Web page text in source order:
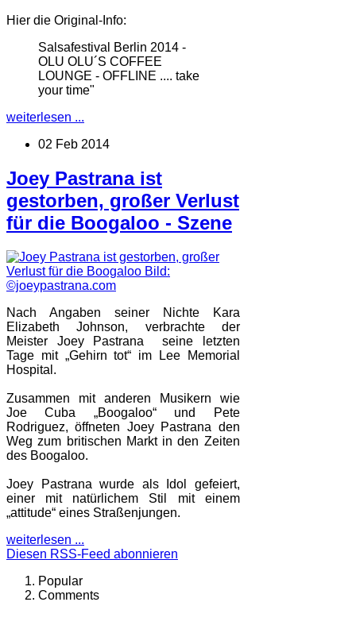
Hier die Original-Info:
Salsafestival Berlin 2014 -
OLU OLU´S COFFEE
LOUNGE - OFFLINE .... take
your time"
weiterlesen ...
02 Feb 2014
Joey Pastrana ist
gestorben, großer Verlust
für die Boogaloo - Szene
Nach Angaben seiner Nichte Kara
Elizabeth Johnson, verbrachte der
Meister Joey Pastrana seine letzten
Tage mit „Gehirn tot“ im Lee Memorial
Hospital.
Zusammen mit anderen Musikern wie
Joe Cuba „Boogaloo“ und Pete
Rodriguez, öffneten Joey Pastrana den
Weg zum britischen Markt in den Zeiten
des Boogaloo.
Joey Pastrana wurde als Idol gefeiert,
einer mit natürlichem Stil mit einem
„attitude“ eines Straßenjungen.
weiterlesen ...
Diesen RSS-Feed abonnieren
Popular
Comments